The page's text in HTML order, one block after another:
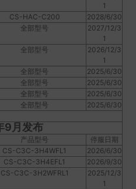
1
CS-HAC-C200
2028/6/30
全部型号
2027/12/3
1
全部型号
2026/12/3
1
全部型号
2025/6/30
全部型号
2025/6/30
全部型号
2025/6/30
全部型号 2025/6/30
9月发布
产品型号
停服日期
CS-C3C-3H4WFL1
2026/6/30
CS-C3C-3H4EFL1
2026/9/30
CS-C3C-3H2WFRL1
2025/12/3
1